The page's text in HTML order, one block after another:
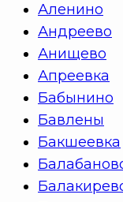
Аленино
Андреево
Анищево
Апреевка
Бабынино
Бавлены
Бакшеевка